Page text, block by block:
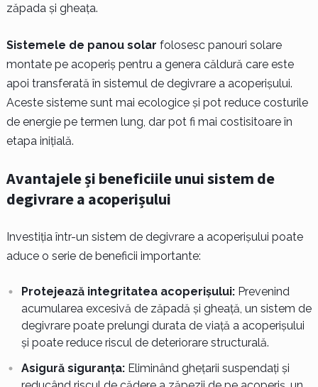
zăpada și gheața.
Sistemele de panou solar folosesc panouri solare
montate pe acoperiș pentru a genera căldură care este
apoi transferată în sistemul de degivrare a acoperișului.
Aceste sisteme sunt mai ecologice și pot reduce costurile
de energie pe termen lung, dar pot fi mai costisitoare în
etapa inițială.
Avantajele și beneficiile unui sistem de
degivrare a acoperișului
Investiția într-un sistem de degivrare a acoperișului poate
aduce o serie de beneficii importante:
Protejează integritatea acoperișului:Prevenind
acumularea excesivă de zăpadă și gheață, un sistem de
degivrare poate prelungi durata de viață a acoperișului
și poate reduce riscul de deteriorare structurală.
Asigură siguranța:Eliminând ghețarii suspendați și